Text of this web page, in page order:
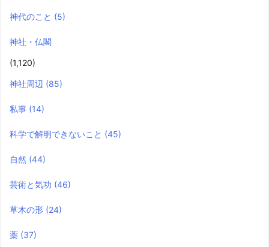
神代のこと (5)
神社・仏閣
(1,120)
神社周辺 (85)
私事 (14)
科学で解明できないこと (45)
自然 (44)
芸術と気功 (46)
草木の形 (24)
薬 (37)